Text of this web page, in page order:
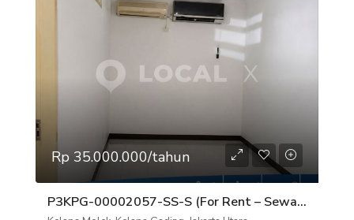
Rp 35.000.000/tahun
P3KPG-00002057-SS-S (For Rent – Sewa) Rumah Kelapa Molek, Kelapa Gading, Jakarta Utara